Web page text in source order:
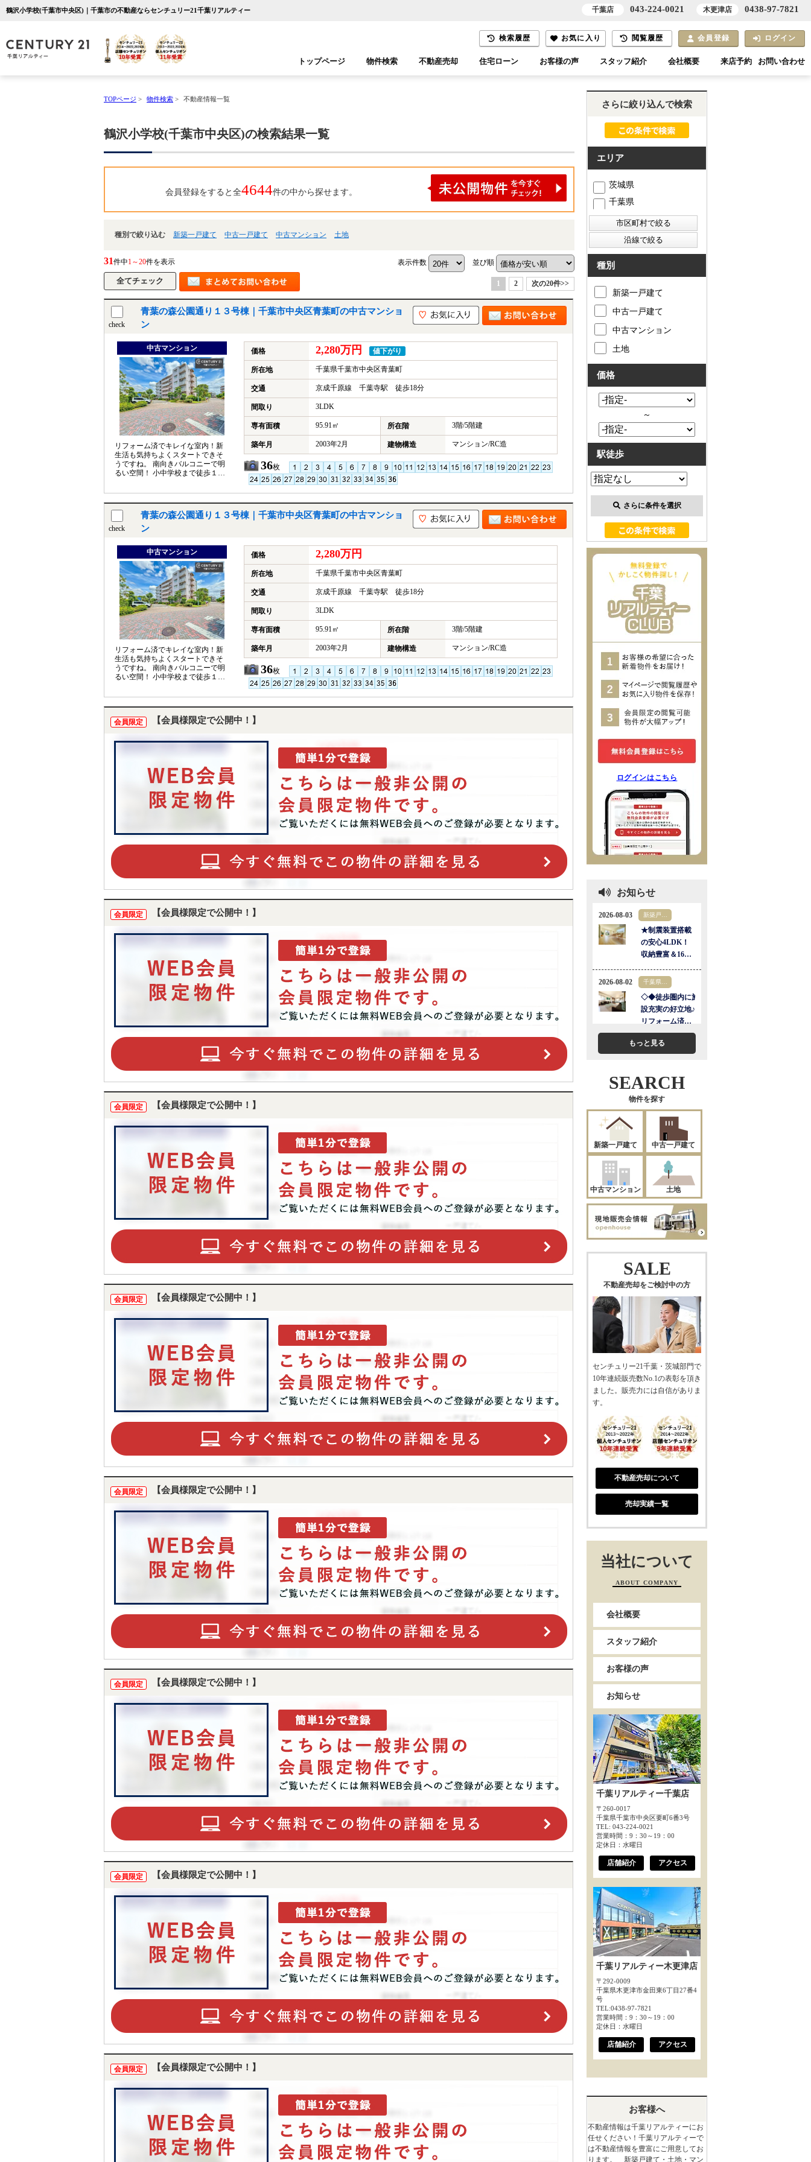
鶴沢小学校(千葉市中央区)｜千葉市の不動産ならセンチュリー21千葉リアルティー
検索履歴 お気に入り 閲覧履歴 会員登録 ログイン
トップページ 物件検索 不動産売却 住宅ローン お客様の声 スタッフ紹介 会社概要 来店予約 お問い合わせ
TOPページ > 物件検索 > 不動産情報一覧
鶴沢小学校(千葉市中央区)の検索結果一覧
会員登録をすると全4644件の中から探せます。
種別で絞り込む 新築一戸建て 中古一戸建て 中古マンション 土地
31件中1～20件を表示 表示件数 並び順
1 2 次の20件>>
check
青葉の森公園通り１３号棟｜千葉市中央区青葉町の中古マンショ
ン
中古マンション
リフォーム済でキレイな室内！新
生活も気持ちよくスタートできそ
うですね。 南向きバルコニーで明
るい空間！ 小中学校まで徒歩１５
便利！
価格 2,280万円 値下がり
所在地 千葉県千葉市中央区青葉町
交通 京成千原線 千葉寺駅 徒歩18分
間取り 3LDK
専有面積 95.91㎡ 所在階 3階/5階建
築年月 2003年2月 建物構造 マンション/RC造
36枚
check
青葉の森公園通り１３号棟｜千葉市中央区青葉町の中古マンショ
ン
中古マンション
リフォーム済でキレイな室内！新
生活も気持ちよくスタートできそ
うですね。 南向きバルコニーで明
るい空間！ 小中学校まで徒歩１５
便利！
価格 2,280万円
所在地 千葉県千葉市中央区青葉町
交通 京成千原線 千葉寺駅 徒歩18分
間取り 3LDK
専有面積 95.91㎡ 所在階 3階/5階建
築年月 2003年2月 建物構造 マンション/RC造
36枚
会員限定 【会員様限定で公開中！】
会員限定 【会員様限定で公開中！】
会員限定 【会員様限定で公開中！】
会員限定 【会員様限定で公開中！】
会員限定 【会員様限定で公開中！】
会員限定 【会員様限定で公開中！】
会員限定 【会員様限定で公開中！】
会員限定 【会員様限定で公開中！】
さらに絞り込んで検索
エリア
茨城県
千葉県
種別
新築一戸建て
中古一戸建て
中古マンション
土地
価格
～
駅徒歩
さらに条件を選択
ログインはこちら
お知らせ
もっと見る
SEARCH
物件を探す
新築一戸建て 中古一戸建て
中古マンション 土地
SALE
不動産売却をご検討中の方
センチュリー21千葉・茨城部門で
10年連続販売数No.1の表彰を頂き
ました。販売力には自信がありま
す。
不動産売却について
売却実績一覧
当社について
ABOUT COMPANY
会社概要
スタッフ紹介
お客様の声
お知らせ
千葉リアルティー千葉店
〒260-0017
千葉県千葉市中央区要町6番3号
TEL: 043-224-0021
営業時間：9：30～19：00
定休日：水曜日
店舗紹介 アクセス
千葉リアルティー木更津店
〒292-0009
千葉県木更津市金田東6丁目27番4
号
TEL:0438-97-7821
営業時間：9：30～19：00
定休日：水曜日
店舗紹介 アクセス
お客様へ
不動産情報は千葉リアルティーにお
任せください！千葉リアルティーで
は不動産情報を豊富にご用意してお
ります。 新築戸建て・土地・マン
千葉店 043-224-0021 木更津店 0438-97-7821